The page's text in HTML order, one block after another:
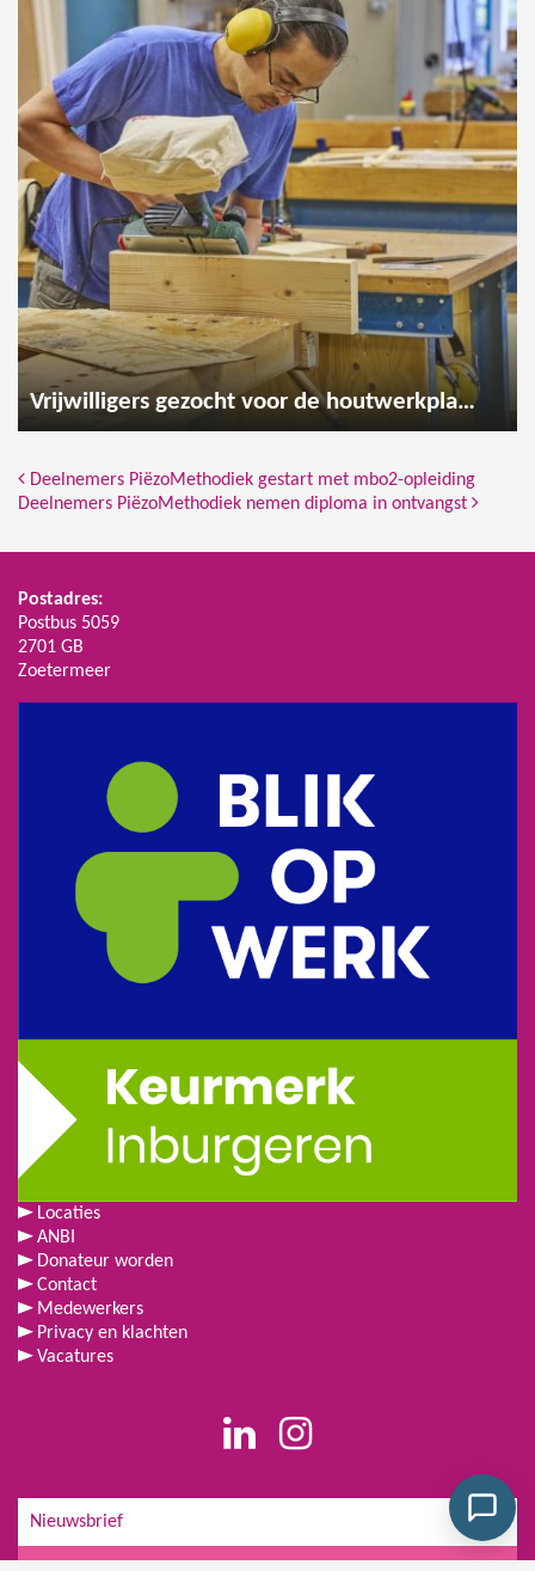
Vrijwilligers gezocht voor de houtwerkplaats
Bericht Navigatie
Deelnemers PiëzoMethodiek gestart met mbo2-opleiding
Deelnemers PiëzoMethodiek nemen diploma in ontvangst
Postadres:
Postbus 5059
2701 GB
Zoetermeer
Locaties
ANBI
Donateur worden
Contact
Medewerkers
Privacy en klachten
Vacatures